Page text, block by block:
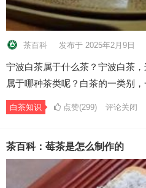
茶百科 发布于 2025年2月9日
宁波白茶属于什么茶？宁波白茶
属于哪种茶类呢？白茶的一类别
白茶知识 点赞(299) 评论关闭
茶百科：莓茶是怎么制作的